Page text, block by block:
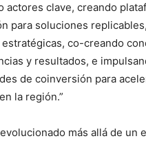
actores clave, creando
para soluciones
co-creando
y resultados, e
de coinversión para
la región.”
más allá de un